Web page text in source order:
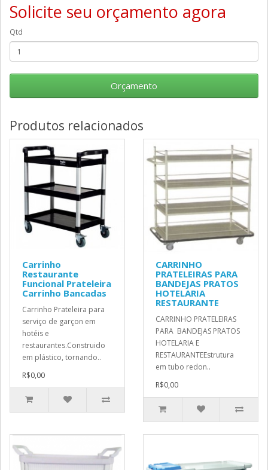
Solicite seu orçamento agora
Qtd
Orçamento
Produtos relacionados
Carrinho
Restaurante
Funcional Prateleira
Carrinho Bancadas
Carrinho Prateleira para
serviço de garçon em
hotéis e
restaurantes.Construido
em plástico, tornando..
R$0,00
CARRINHO
PRATELEIRAS PARA
BANDEJAS PRATOS
HOTELARIA
RESTAURANTE
CARRINHO PRATELEIRAS
PARA BANDEJAS PRATOS
HOTELARIA E
RESTAURANTEEstrutura
em tubo redon..
R$0,00